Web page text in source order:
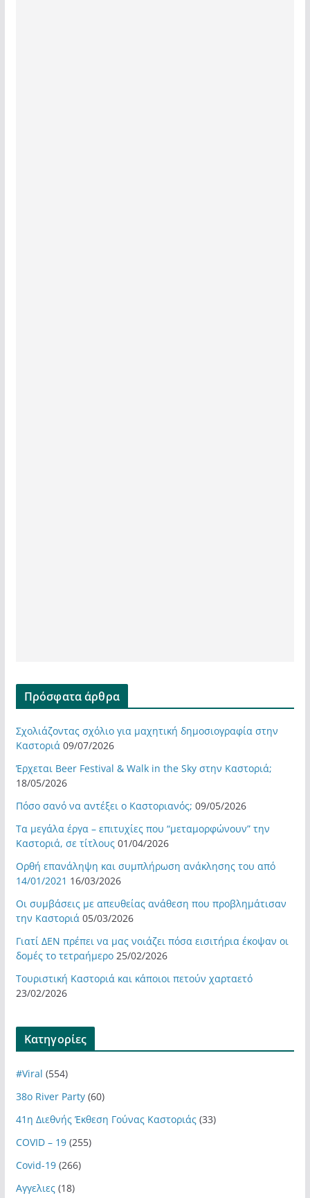
Πρόσφατα άρθρα
Σχολιάζοντας σχόλιο για μαχητική δημοσιογραφία στην
Καστοριά 09/07/2026
Έρχεται Beer Festival & Walk in the Sky στην Καστοριά;
18/05/2026
Πόσο σανό να αντέξει ο Καστοριανός; 09/05/2026
Τα μεγάλα έργα – επιτυχίες που “μεταμορφώνουν” την
Καστοριά, σε τίτλους 01/04/2026
Ορθή επανάληψη και συμπλήρωση ανάκλησης του από
14/01/2021 16/03/2026
Οι συμβάσεις με απευθείας ανάθεση που προβλημάτισαν
την Καστοριά 05/03/2026
Γιατί ΔΕΝ πρέπει να μας νοιάζει πόσα εισιτήρια έκοψαν οι
δομές το τετραήμερο 25/02/2026
Τουριστική Καστοριά και κάποιοι πετούν χαρταετό
23/02/2026
Kατηγορίες
#Viral (554)
38ο River Party(60)
41η Διεθνής Έκθεση Γούνας Καστοριάς(33)
COVID – 19(255)
Covid-19(266)
Αγγελιες(18)